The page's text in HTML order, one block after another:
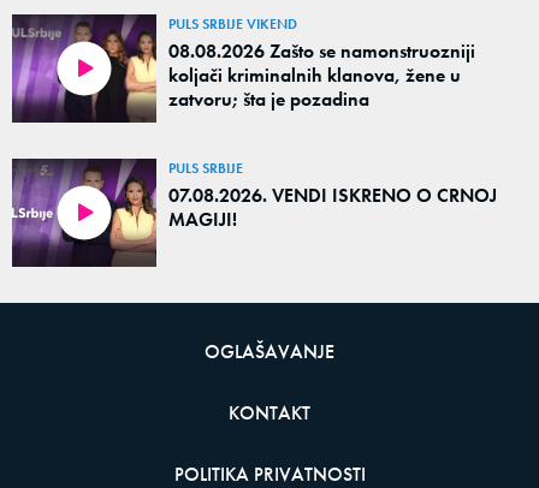
PULS SRBIJE VIKEND
08.08.2026 Zašto se namonstruozniji
koljači kriminalnih klanova, žene u
zatvoru; šta je pozadina
PULS SRBIJE
07.08.2026. VENDI ISKRENO O CRNOJ
MAGIJI!
OGLAŠAVANJE
KONTAKT
POLITIKA PRIVATNOSTI